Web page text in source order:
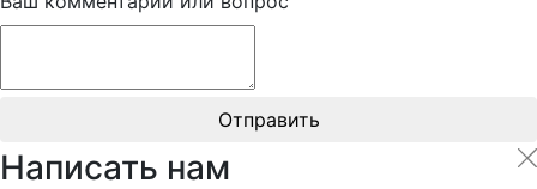
Отправить
Написать нам